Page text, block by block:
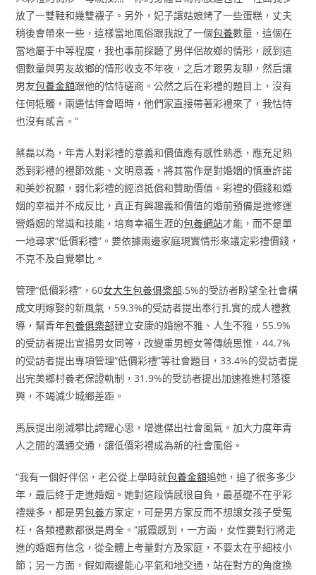
放了一雙鞋和幾雙襪子。另外，妃子讓姑娘烤了一些蛋糕，丈夫
稍後會帶來一些，這樣當地風俗跟我說了一個包養數量，這個在
當地屬于中等程度，我也事前探聽了男伴侶故鄉的情形，感到這
個數量與男友故鄉的情形收支不年夜，之后才跟男友聊，然后讓
男友包養金額跟他的怙恃磋商。公然之后在彩禮的題目上，沒有
任何牴觸，兩邊怙恃會晤時，他們家直接帶著彩禮來了，我怙恃
也沒有貳言。”
蔡磊以為，年青人對彩禮的意義和價值應有感性熟悉，應充足熟
悉到彩禮的禮節效能、文明意義，將其當作是對婚姻的慎重許諾
和美妙祝願，弱化彩禮的經濟抵償和贊助價值。彩禮的價錢和婚
姻的幸福并不成反比，真正有興趣義和價值的婚前預備是進修運
營婚姻的常識和技能，培育幸福生涯的包養網站才能，而不是單
一地尋求“低價彩禮”。要依據兩邊家庭現實情形來議定彩禮價錢，
不克不及自覺攀比。
管理“低價彩禮”，60女大生包養俱樂部.5%的受訪者盼望全社會構
成文明嫁娶的新風氣，59.3%的受訪者提出奉行扎實的成人禮教
導，幫青年包養俱樂部建立安康的婚戀不雅、人生不雅，55.9%
的受訪者提出宣揚男女同等，改變重男輕女等傳統思惟，44.7%
的受訪者提出專項管理“低價彩禮”等社會題目，33.4%的受訪者提
出完美鄉村養老保證軌制，31.9%的受訪者提出加速推進村落復
興，不竭減少城鄉差距。
馬辰提出削減攀比誇耀心思，增進傑出社會風氣。加大力度年青
人之間的溝通交通，讓低價彩禮成為新的社會風俗。
“我有一個好伴侶，老公從上學時就包養金額追她，追了很多多少
年，最后終于走進婚姻。她對這段情感很自負，最基礎不在乎彩
禮幾多，都是男包養方家定，可是男方家反而不想讓女孩子受冤
枉，各類禮數都很是周全。”戚霞感到，一方面，女性要對行將走
進的婚姻有信念，從全體上考量對方及家庭，不要太在乎細枝小
節；另一方面，假如兩邊能心平氣和地交通，站在對方的角度換